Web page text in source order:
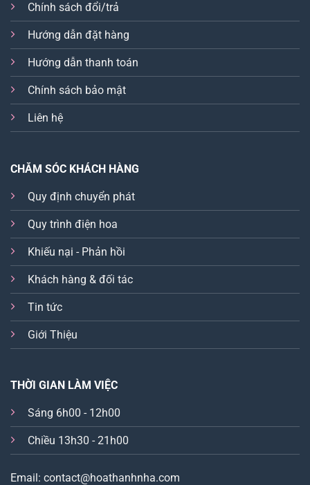
Chính sách đổi/trả
Hướng dẫn đặt hàng
Hướng dẫn thanh toán
Chính sách bảo mật
Liên hệ
CHĂM SÓC KHÁCH HÀNG
Quy định chuyển phát
Quy trình điện hoa
Khiếu nại - Phản hồi
Khách hàng & đối tác
Tin tức
Giới Thiệu
THỜI GIAN LÀM VIỆC
Sáng 6h00 - 12h00
Chiều 13h30 - 21h00
Email: contact@hoathanhnha.com